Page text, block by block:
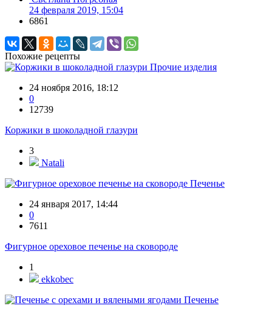
24 февраля 2019, 15:04
6861
Похожие рецепты
Прочие изделия
24 ноября 2016, 18:12
0
12739
Коржики в шоколадной глазури
3
Natali
Печенье
24 января 2017, 14:44
0
7611
Фигурное ореховое печенье на сковороде
1
ekkobec
Печенье